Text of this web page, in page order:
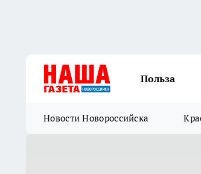
Польза
Новости Новороссийска